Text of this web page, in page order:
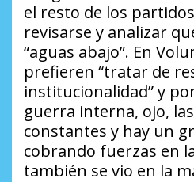
el resto de los
revisarse y analizar
“aguas abajo”. En
prefieren “tratar de
institucionalidad” y
guerra interna, ojo,
constantes y hay un
cobrando fuerzas en
también se vio en la